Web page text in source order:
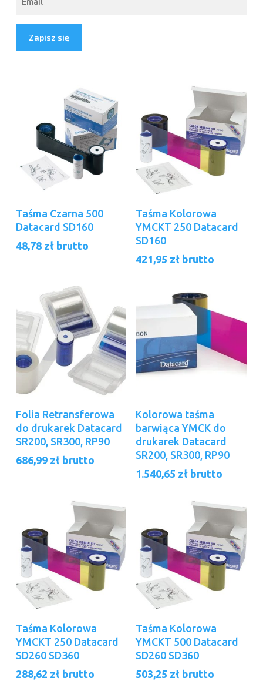
Dodaj Do Koszyka
Taśma Czarna 500
Datacard SD160
48,78 zł brutto
Dodaj Do Koszyka
Taśma Kolorowa
YMCKT 250 Datacard
SD160
421,95 zł brutto
Dodaj Do Koszyka
Folia Retransferowa
do drukarek Datacard
SR200, SR300, RP90
686,99 zł brutto
Dodaj Do Koszyka
Kolorowa taśma
barwiąca YMCK do
drukarek Datacard
SR200, SR300, RP90
1.540,65 zł brutto
Dowiedz Się Więcej
Taśma Kolorowa
YMCKT 250 Datacard
SD260 SD360
288,62 zł brutto
Dowiedz Się Więcej
Taśma Kolorowa
YMCKT 500 Datacard
SD260 SD360
503,25 zł brutto